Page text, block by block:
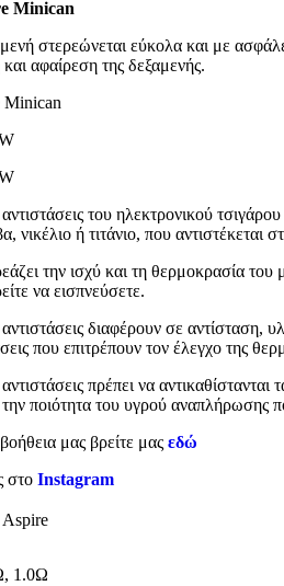
Minican
στερεώνεται εύκολα και με
αφαίρεση της δεξαμενής.
Minican
του ηλεκτρονικού
νικέλιο ή τιτάνιο, που αντιστέκεται
την ισχύ και τη θερμοκρασία του
να εισπνεύσετε.
διαφέρουν σε αντίσταση,
που επιτρέπουν τον έλεγχο της
πρέπει να
ποιότητα του υγρού αναπλήρωσης
μας βρείτε μας εδώ
στο Instagram
Aspire
, 1.0Ω